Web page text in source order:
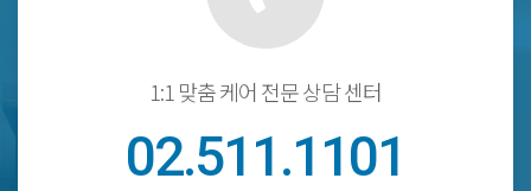
1:1 맞춤 케어 전문 상담 센터
02.511.1101